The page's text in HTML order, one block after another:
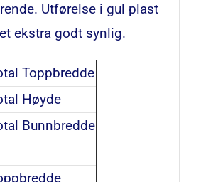
Utførelse i gul plast
ekstra godt synlig.
Toppbredde
Høyde
Bunnbredde